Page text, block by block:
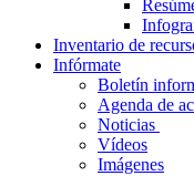
Inventario de
Infórmate
Boletín
Agenda de
Noticias
Vídeos
Imágenes